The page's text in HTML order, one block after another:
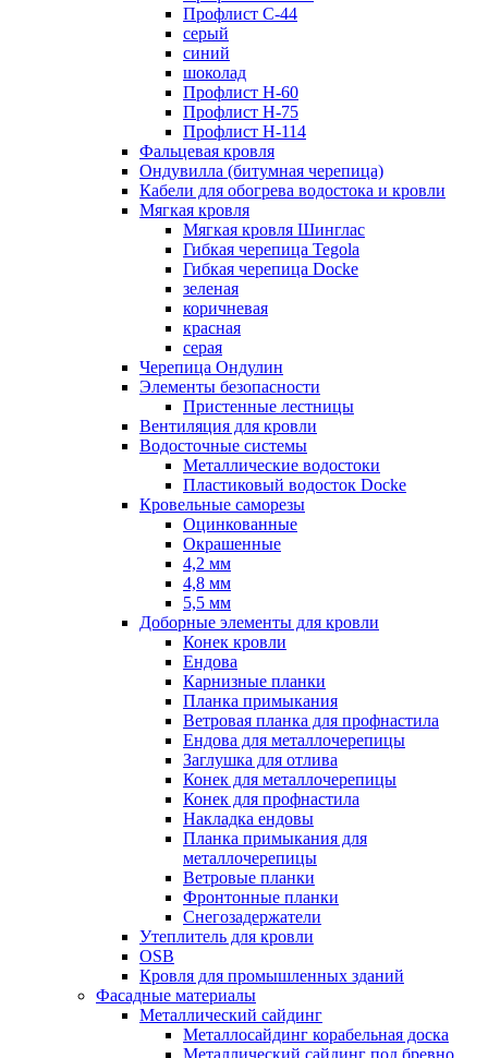
Профлист С-44
серый
синий
шоколад
Профлист Н-60
Профлист Н-75
Профлист H-114
Фальцевая кровля
Ондувилла (битумная черепица)
Кабели для обогрева водостока и кровли
Мягкая кровля
Мягкая кровля Шинглас
Гибкая черепица Tegola
Гибкая черепица Docke
зеленая
коричневая
красная
серая
Черепица Ондулин
Элементы безопасности
Пристенные лестницы
Вентиляция для кровли
Водосточные системы
Металлические водостоки
Пластиковый водосток Docke
Кровельные саморезы
Оцинкованные
Окрашенные
4,2 мм
4,8 мм
5,5 мм
Доборные элементы для кровли
Конек кровли
Ендова
Карнизные планки
Планка примыкания
Ветровая планка для профнастила
Ендова для металлочерепицы
Заглушка для отлива
Конек для металлочерепицы
Конек для профнастила
Накладка ендовы
Планка примыкания для
металлочерепицы
Ветровые планки
Фронтонные планки
Снегозадержатели
Утеплитель для кровли
OSB
Кровля для промышленных зданий
Фасадные материалы
Металлический сайдинг
Металлосайдинг корабельная доска
Металлический сайдинг под бревно